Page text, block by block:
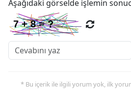
Aşağıdaki görselde işlemin
* Bu içerik ile ilgili yorum yok, ilk